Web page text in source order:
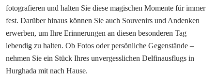
fotografieren und halten Sie diese magischen Momente für immer
fest. Darüber hinaus können Sie auch Souvenirs und Andenken
erwerben, um Ihre Erinnerungen an diesen besonderen Tag
lebendig zu halten. Ob Fotos oder persönliche Gegenstände –
nehmen Sie ein Stück Ihres unvergesslichen Delfinausflugs in
Hurghada mit nach Hause.